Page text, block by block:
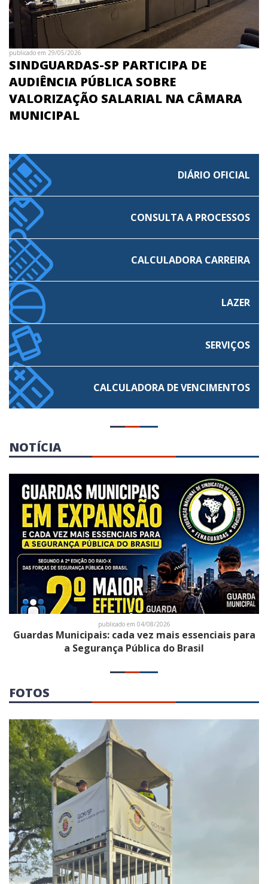
publicado em 29/05/2026
SINDGUARDAS-SP PARTICIPA DE
AUDIÊNCIA PÚBLICA SOBRE
VALORIZAÇÃO SALARIAL NA CÂMARA
MUNICIPAL
DIÁRIO OFICIAL
CONSULTA A PROCESSOS
CALCULADORA CARREIRA
LAZER
SERVIÇOS
CALCULADORA DE VENCIMENTOS
NOTÍCIA
publicado em 04/08/2026
Guardas Municipais: cada vez mais essenciais para
a Segurança Pública do Brasil
FOTOS